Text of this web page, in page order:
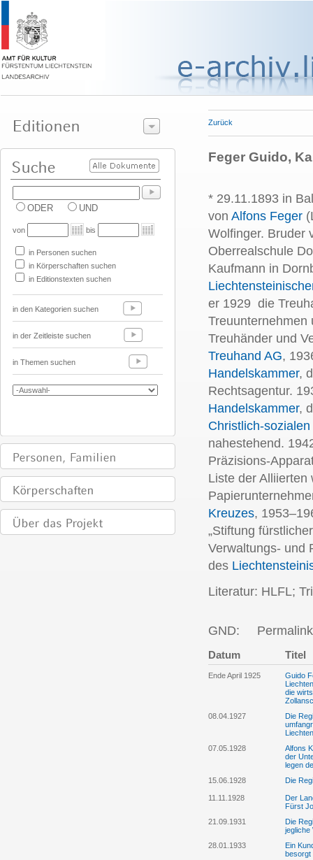
ODER UND
von bis
in Personen suchen
in Körperschaften suchen
in Editionstexten suchen
in den Kategorien suchen
in der Zeitleiste suchen
in Themen suchen
Zurück
Feger Guido,
* 29.11.1893 in
von Alfons Feger
Wolfinger. Bruder
Oberrealschule
Kaufmann in
er 1929 die
Treuunternehmen
Treuhänder und
Treuhand AG,
Handelskammer,
Rechtsagentur.
Handelskammer,
Christlich-
nahestehend.
Präzisions-
Liste der Alliierten
Kreuzes,
„Stiftung
Verwaltungs- und
des
Literatur: HLFL;
GND:
Datum Titel
Ende April 1925
Guido
die
08.04.1927
Die
07.05.1928
Alfons
der
legen
15.06.1928
Die
11.11.1928
Der
Fürst
21.09.1931
Die
jegliche
28.01.1933
Ein
besorgt